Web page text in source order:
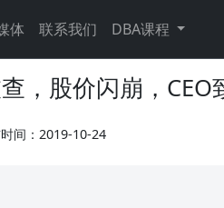
体 联系我们 DBA课程
，股价闪崩，CEO
间：2019-10-24